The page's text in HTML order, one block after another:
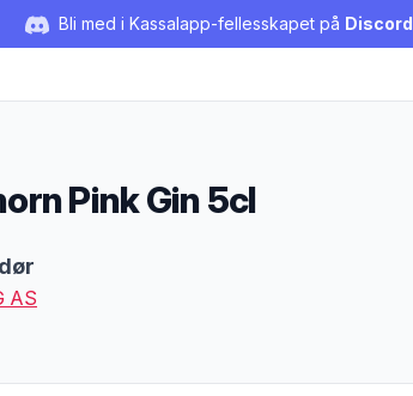
Bli med i Kassalapp-fellesskapet på Discord
Pink Gin 5cl
AS